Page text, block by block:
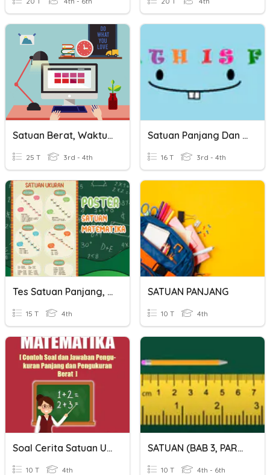
Satuan Berat, Waktu, Panjang
25 T 3rd - 4th
Satuan Panjang Dan Satuan Waktu
16 T 3rd - 4th
Tes Satuan Panjang, Luas Dan Volume
15 T 4th
SATUAN PANJANG
10 T 4th
Soal Cerita Satuan Ukuran Panjang Dan Berat
10 T 4th
SATUAN (BAB 3, PART 1)
10 T 4th - 6th